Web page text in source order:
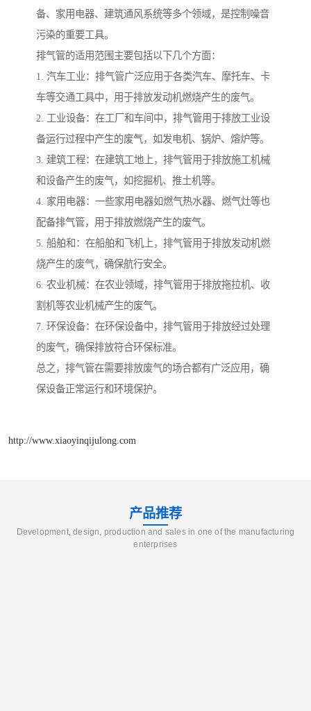
备、家用电器、建筑通风系统等多个领域，是控制噪音
污染的重要工具。
排气管的适用范围主要包括以下几个方面：
1. 汽车工业：排气管广泛应用于各类汽车、摩托车、卡
车等交通工具中，用于排放发动机燃烧产生的废气。
2. 工业设备：在工厂和车间中，排气管用于排放工业设
备运行过程中产生的废气，如发电机、锅炉、熔炉等。
3. 建筑工程：在建筑工地上，排气管用于排放施工机械
和设备产生的废气，如挖掘机、推土机等。
4. 家用电器：一些家用电器如燃气热水器、燃气灶等也
配备排气管，用于排放燃烧产生的废气。
5. 船舶和：在船舶和飞机上，排气管用于排放发动机燃
烧产生的废气，确保航行安全。
6. 农业机械：在农业领域，排气管用于排放拖拉机、收
割机等农业机械产生的废气。
7. 环保设备：在环保设备中，排气管用于排放经过处理
的废气，确保排放符合环保标准。
总之，排气管在需要排放废气的场合都有广泛应用，确
保设备正常运行和环境保护。
http://www.xiaoyinqijulong.com
产品推荐
Development, design, production and sales in one of the manufacturing
enterprises